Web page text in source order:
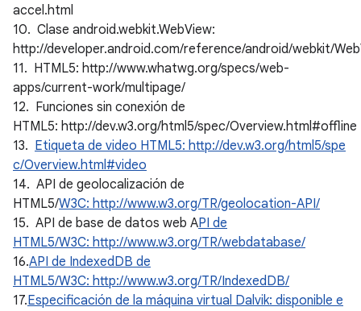
accel.html
10. Clase android.webkit.WebView:
http://developer.android.com/reference/android/webkit/
11. HTML5: http://www.whatwg.org/specs/web-
apps/current-work/multipage/
12. Funciones sin conexión de
HTML5: http://dev.w3.org/html5/spec/Overview.html#offline
13. Etiqueta de video HTML5: http://dev.w3.org/html5/spe
c/Overview.html#video
14. API de geolocalización de
HTML5/W3C: http://www.w3.org/TR/geolocation-API/
15. API de base de datos web API de
HTML5/W3C: http://www.w3.org/TR/webdatabase/
16.API de IndexedDB de
HTML5/W3C: http://www.w3.org/TR/IndexedDB/
17.Especificación de la máquina virtual Dalvik: disponible e